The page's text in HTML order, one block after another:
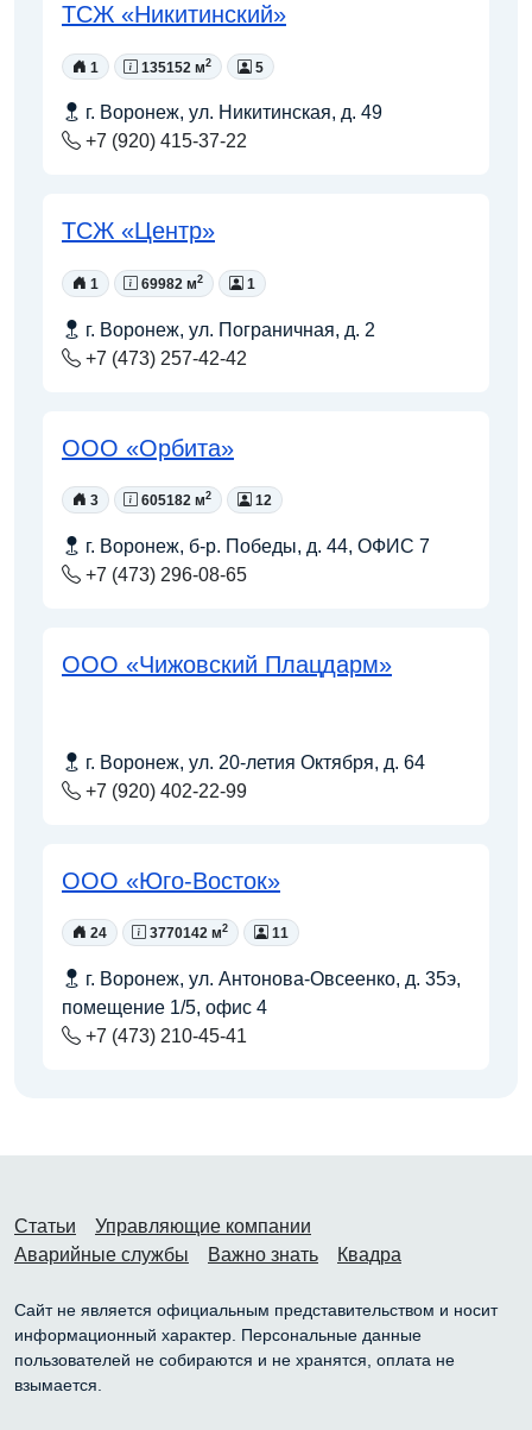
ТСЖ «Никитинский»
1 135152 м2 5
г. Воронеж, ул. Никитинская, д. 49
+7 (920) 415-37-22
ТСЖ «Центр»
1 69982 м2 1
г. Воронеж, ул. Пограничная, д. 2
+7 (473) 257-42-42
ООО «Орбита»
3 605182 м2 12
г. Воронеж, б-р. Победы, д. 44, ОФИС 7
+7 (473) 296-08-65
ООО «Чижовский Плацдарм»
г. Воронеж, ул. 20-летия Октября, д. 64
+7 (920) 402-22-99
ООО «Юго-Восток»
24 3770142 м2 11
г. Воронеж, ул. Антонова-Овсеенко, д. 35э,
помещение 1/5, офис 4
+7 (473) 210-45-41
Статьи
Управляющие компании
Аварийные службы
Важно знать Квадра
Сайт не является официальным представительством и носит
информационный характер. Персональные данные
пользователей не собираются и не хранятся, оплата не
взымается.